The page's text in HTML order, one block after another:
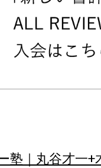
塾｜丸谷才一